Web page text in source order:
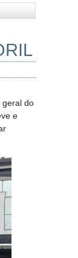
geral do
e